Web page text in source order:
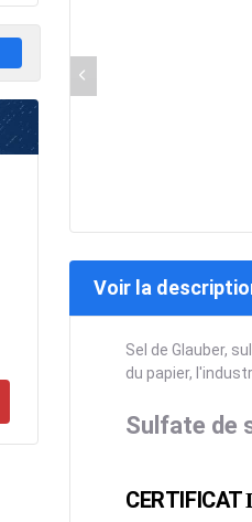
Voir la
Sel de Glauber,
du papier,
Sulfate de
CERTIFICAT